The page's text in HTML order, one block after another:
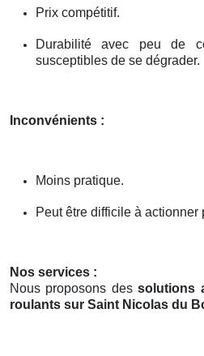
Prix compétitif.
Durabilité avec peu de
susceptibles de se dégrader.
Inconvénients :
Moins pratique.
Peut être difficile à actionner
Nos services :
Nous proposons dessolutions
roulants sur Saint Nicolas du